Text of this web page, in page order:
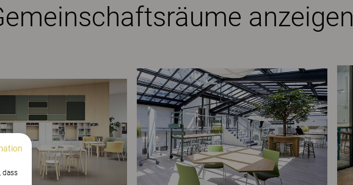
anzeigen
dass